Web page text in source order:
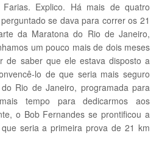
Explico. Há mais de quatro
se dava para correr os 21
da Maratona do Rio de Janeiro,
um pouco mais de dois meses
de saber que ele estava disposto a
lo de que seria mais seguro
Rio de Janeiro, programada para
tempo para dedicarmos aos
o Bob Fernandes se prontificou a
seria a primeira prova de 21 km